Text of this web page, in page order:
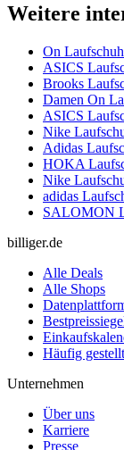
Weitere
On
ASICS
Brooks
Damen On
ASICS
Nike
Adidas
HOKA
Nike
adidas
SALOMON
billiger.de
Alle Deals
Alle Shops
Häufig
Unternehmen
Über uns
Karriere
Presse